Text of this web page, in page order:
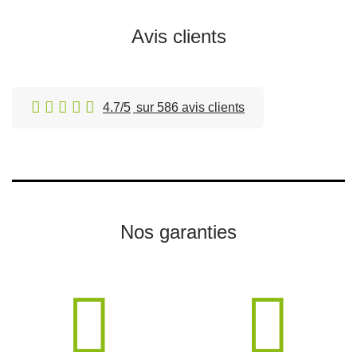
Avis clients
4.7/5 sur 586 avis clients
Nos garanties